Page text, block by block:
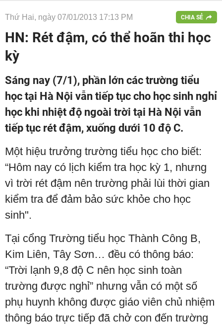
Thứ Hai, ngày 07/01/2013 17:13 PM CHIA SẺ
HN: Rét đậm, có thể hoãn thi học
kỳ
Sáng nay (7/1), phần lớn các trường tiểu
học tại Hà Nội vẫn tiếp tục cho học sinh nghỉ
học khi nhiệt độ ngoài trời tại Hà Nội vẫn
tiếp tục rét đậm, xuống dưới 10 độ C.
Một hiệu trưởng trường tiểu học cho biết:
“Hôm nay có lịch kiểm tra học kỳ 1, nhưng
vì trời rét đậm nên trường phải lùi thời gian
kiểm tra để đảm bảo sức khỏe cho học
sinh".
Tại cổng Trường tiểu học Thành Công B,
Kim Liên, Tây Sơn… đều có thông báo:
“Trời lạnh 9,8 độ C nên học sinh toàn
trường được nghỉ” nhưng vẫn có một số
phụ huynh không được giáo viên chủ nhiệm
thông báo trực tiếp đã chở con đến trường